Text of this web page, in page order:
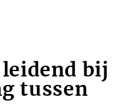
bij
tussen